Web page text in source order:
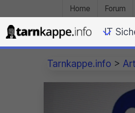
Home Forum
IT
Tarnkappe.info >